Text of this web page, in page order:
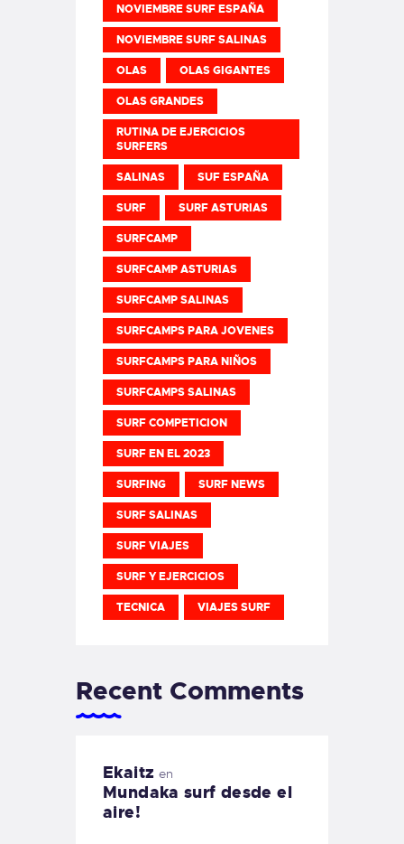
NOVIEMBRE SURF ESPAÑA
NOVIEMBRE SURF SALINAS
OLAS OLAS GIGANTES
OLAS GRANDES
RUTINA DE EJERCICIOS
SURFERS
SALINAS SUF ESPAÑA
SURF SURF ASTURIAS
SURFCAMP
SURFCAMP ASTURIAS
SURFCAMP SALINAS
SURFCAMPS PARA JOVENES
SURFCAMPS PARA NIÑOS
SURFCAMPS SALINAS
SURF COMPETICION
SURF EN EL 2023
SURFING SURF NEWS
SURF SALINAS
SURF VIAJES
SURF Y EJERCICIOS
TECNICA VIAJES SURF
Recent Comments
Ekaitz en
Mundaka surf desde el
aire!